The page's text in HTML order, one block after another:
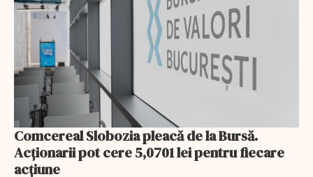
Comcereal Slobozia pleacă de la Bursă.
Acționarii pot cere 5,0701 lei pentru fiecare
acțiune